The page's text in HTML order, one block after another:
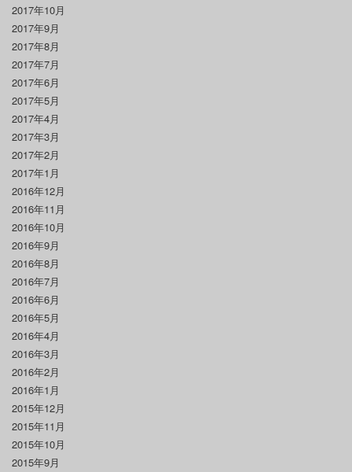
2017年10月
2017年9月
2017年8月
2017年7月
2017年6月
2017年5月
2017年4月
2017年3月
2017年2月
2017年1月
2016年12月
2016年11月
2016年10月
2016年9月
2016年8月
2016年7月
2016年6月
2016年5月
2016年4月
2016年3月
2016年2月
2016年1月
2015年12月
2015年11月
2015年10月
2015年9月